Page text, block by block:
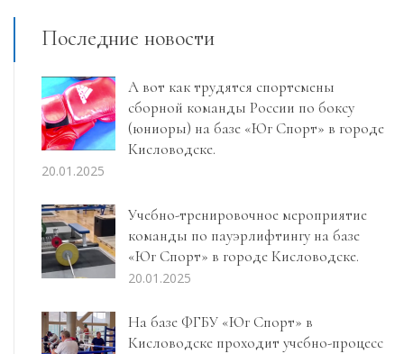
Последние новости
А вот как трудятся спортсмены
сборной команды России по боксу
(юниоры) на базе «Юг Спорт» в городе
Кисловодске.
20.01.2025
Учебно-тренировочное мероприятие
команды по пауэрлифтингу на базе
«Юг Спорт» в городе Кисловодске.
20.01.2025
На базе ФГБУ «Юг Спорт» в
Кисловодске проходит учебно-процесс